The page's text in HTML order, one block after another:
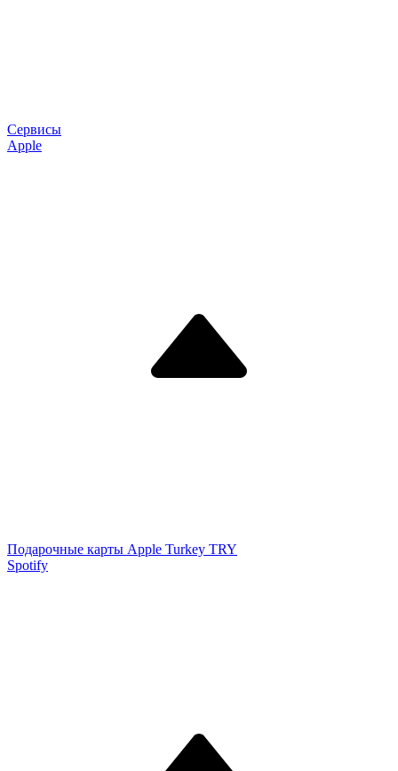
Сервисы
Apple
Подарочные карты Apple Turkey TRY
Spotify